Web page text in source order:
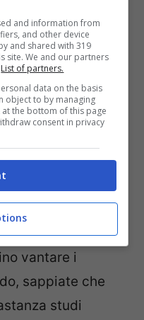
efficace per
che una
del grasso in
questo
delle
del sistema
sebbene
vantare i
sappiate che
studi
and information from
and other device
and shared with 319
site. We and our partners
List of partners.
data on the basis
object to by managing
the bottom of this page
consent in privacy